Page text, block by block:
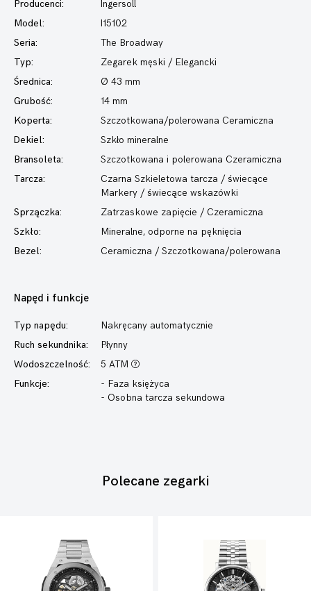
Producenci:
Ingersoll
Model:
I15102
Seria:
The Broadway
Typ:
Zegarek męski / Elegancki
Średnica:
Ø 43 mm
Grubość:
14 mm
Koperta:
Szczotkowana/polerowana Ceramiczna
Dekiel:
Szkło mineralne
Bransoleta:
Szczotkowana i polerowana Czeramiczna
Tarcza:
Czarna Szkieletowa tarcza / świecące
Markery / świecące wskazówki
Sprzączka:
Zatrzaskowe zapięcie / Czeramiczna
Szkło:
Mineralne, odporne na pęknięcia
Bezel:
Ceramiczna / Szczotkowana/polerowana
Napęd i funkcje
Typ napędu:
Nakręcany automatycznie
Ruch sekundnika:
Płynny
Wodoszczelność:
5 ATM
Funkcje:
- Faza księżyca
- Osobna tarcza sekundowa
Polecane zegarki